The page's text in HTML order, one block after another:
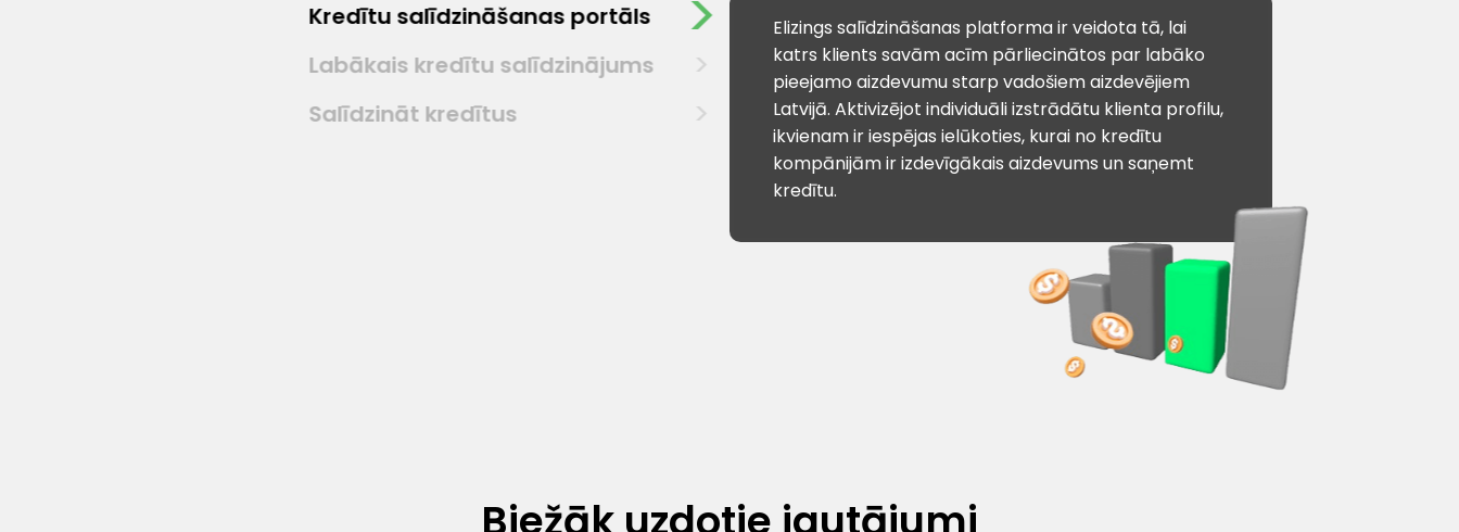
Kredītu salīdzināšanas portāls
Elizings salīdzināšanas platforma ir veidota tā, lai
katrs klients savām acīm pārliecinātos par labāko
pieejamo aizdevumu starp vadošiem aizdevējiem
Latvijā. Aktivizējot individuāli izstrādātu klienta profilu,
ikvienam ir iespējas ielūkoties, kurai no kredītu
kompānijām ir izdevīgākais aizdevums un saņemt
kredītu.
Labākais kredītu salīdzinājums
Salīdzināt kredītus